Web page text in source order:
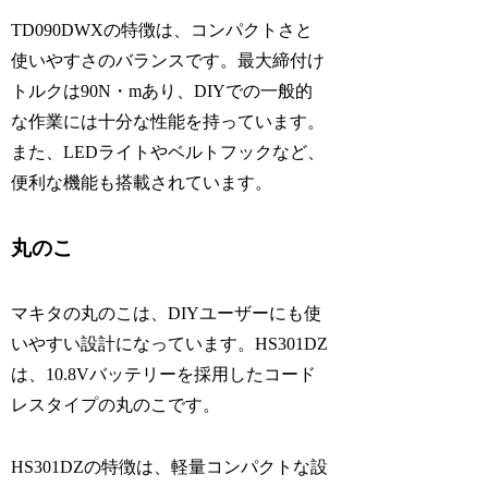
TD090DWXの特徴は、コンパクトさと
使いやすさのバランスです。最大締付け
トルクは90N・mあり、DIYでの一般的
な作業には十分な性能を持っています。
また、LEDライトやベルトフックなど、
便利な機能も搭載されています。
丸のこ
マキタの丸のこは、DIYユーザーにも使
いやすい設計になっています。HS301DZ
は、10.8Vバッテリーを採用したコード
レスタイプの丸のこです。
HS301DZの特徴は、軽量コンパクトな設